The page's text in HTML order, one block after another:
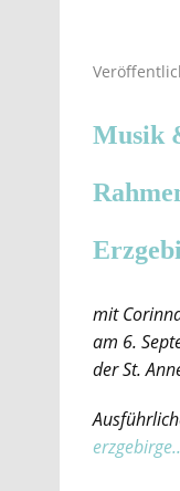
Musik
mit
am 6.
der St.